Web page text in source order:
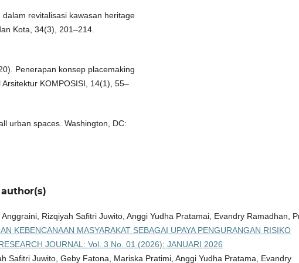
revitalisasi kawasan heritage
Kota, 34(3), 201–214.
Penerapan konsep placemaking
KOMPOSISI, 14(1), 55–
urban spaces. Washington, DC:
Rizqiyah Safitri Juwito, Anggi Yudha Pratamai, Evandry Ramadhan,
KEBENCANAAN MASYARAKAT SEBAGAI UPAYA PENGURANGAN RISIKO
JOURNAL: Vol. 3 No. 01 (2026): JANUARI 2026
Safitri Juwito, Geby Fatona, Mariska Pratimi, Anggi Yudha Pratama, Evandry